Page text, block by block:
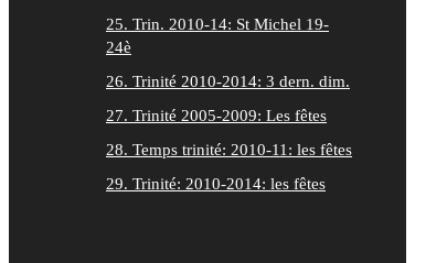
25. Trin. 2010-14: St Michel 19-
24è
26. Trinité 2010-2014: 3 dern. dim.
27. Trinité 2005-2009: Les fêtes
28. Temps trinité: 2010-11: les fêtes
29. Trinité: 2010-2014: les fêtes